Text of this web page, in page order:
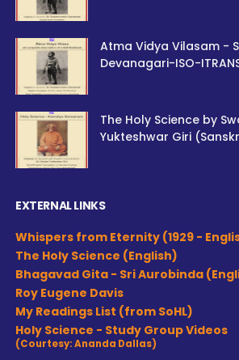
Atma Vidya Vilasam -
Devanagari-ISO-
The Holy Science by
Yukteshwar Giri
EXTERNAL LINKS
Whispers from Eternity (1929 -
The Holy Science (English)
Bhagavad Gita - Sri Aurobinda
Roy Eugene Davis
My Readings List (from SoHL)
Holy Science - Study Group Videos
(Courtesy: Ananda Dallas)